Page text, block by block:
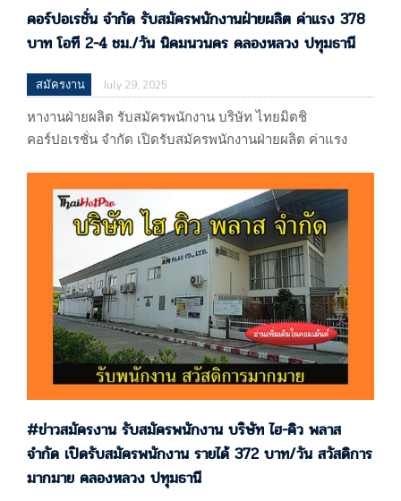
คอร์ปอเรชั่น จำกัด รับสมัครพนักงานฝ่ายผลิต ค่าแรง 378
บาท โอที 2-4 ชม./วัน นิคมนวนคร คลองหลวง ปทุมธานี
สมัครงาน July 29, 2025
หางานฝ่ายผลิต รับสมัครพนักงาน บริษัท ไทยมิตชิ
คอร์ปอเรชั่น จำกัด เปิดรับสมัครพนักงานฝ่ายผลิต ค่าแรง
บริษัท ไทยมิตชิ คอร์ปอเรชั่น จำกัด 60/71 หมู่ที่ 19 ตำบล
คลองหนึ่ง อำเภอคลองหลวง จ.ปทุมธานี (ผลิตชิ้นส่วนและ
อุปกรณ์ประกอบรถยนต์ผลิตชิ้นส่วนและอุปกรณ์เครื่องใช้
: https://maps.app.goo.gl/K2RDytcCEA22gvs29 รับโดย :
บริษัท วีดีเอส. บิสซิเนส…
#ข่าวสมัครงาน รับสมัครพนักงาน บริษัท ไฮ-คิว พลาส
จำกัด เปิดรับสมัครพนักงาน รายได้ 372 บาท/วัน สวัสดิการ
มากมาย คลองหลวง ปทุมธานี